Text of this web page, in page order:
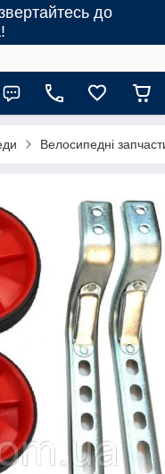
до
Велосипедні